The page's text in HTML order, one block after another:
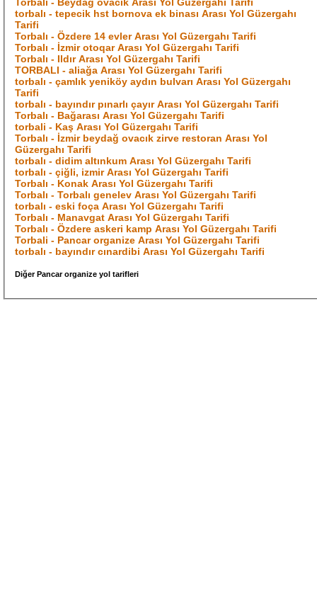
torbalı - tepecik hst bornova ek binası Arası Yol Güzergahı
Tarifi
Torbalı - Özdere 14 evler Arası Yol Güzergahı Tarifi
Torbalı - İzmir otoqar Arası Yol Güzergahı Tarifi
Torbalı - Ildır Arası Yol Güzergahı Tarifi
TORBALI - aliağa Arası Yol Güzergahı Tarifi
torbalı - çamlık yeniköy aydın bulvarı Arası Yol Güzergahı
Tarifi
torbalı - bayındır pınarlı çayır Arası Yol Güzergahı Tarifi
Torbalı - Bağarası Arası Yol Güzergahı Tarifi
torbali - Kaş Arası Yol Güzergahı Tarifi
Torbalı - İzmir beydağ ovacık zirve restoran Arası Yol
Güzergahı Tarifi
torbalı - didim altınkum Arası Yol Güzergahı Tarifi
torbalı - çiğli, izmir Arası Yol Güzergahı Tarifi
Torbalı - Konak Arası Yol Güzergahı Tarifi
Torbalı - Torbalı genelev Arası Yol Güzergahı Tarifi
torbalı - eski foça Arası Yol Güzergahı Tarifi
Torbalı - Manavgat Arası Yol Güzergahı Tarifi
Torbalı - Özdere askeri kamp Arası Yol Güzergahı Tarifi
Torbali - Pancar organize Arası Yol Güzergahı Tarifi
torbalı - bayındır cınardibi Arası Yol Güzergahı Tarifi
Diğer Pancar organize yol tarifleri